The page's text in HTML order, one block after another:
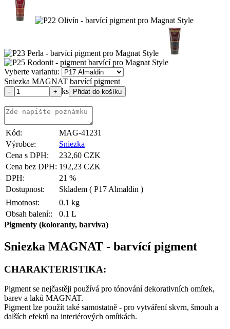
Vyberte variantu:
Sniezka MAGNAT barvící pigment
ks
Kód:
MAG-41231
Výrobce:
Sniezka
Cena s DPH:
232,60 CZK
Cena bez DPH: 192,23 CZK
DPH:
21 %
Dostupnost:
Skladem ( P17 Almaldin )
Hmotnost:
0.1 kg
Obsah balení::
0.1 L
Pigmenty (koloranty, barviva)
Sniezka MAGNAT - barvící pigment
CHARAKTERISTIKA:
Pigment se nejčastěji používá pro tónování dekorativních omítek,
barev a laků MAGNAT.
Pigment lze použít také samostatně - pro vytváření skvrn, šmouh a
dalších efektů na interiérových omítkách.